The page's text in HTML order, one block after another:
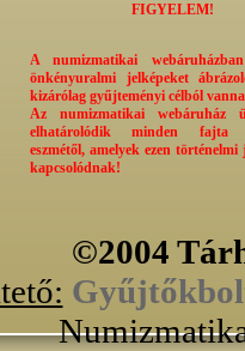
FIGYELEM!
A numizmatikai
önkényuralmi jelképeket
kizárólag gyűjteményi célból
Az numizmatikai webáruház
elhatárolódik minden fajta
eszmétől, amelyek ezen történelmi
kapcsolódnak!
©2004